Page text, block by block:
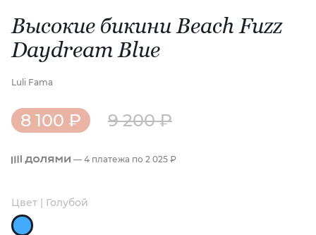
Высокие бикини Beach Fuzz
Daydream Blue
Luli Fama
8 100 ₽ 9 200 ₽
— 4 платежа по 2 025 ₽
Цвет | Голубой